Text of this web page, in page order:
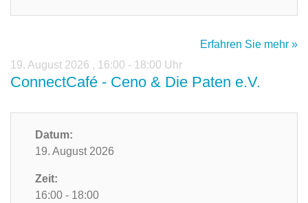
Erfahren Sie mehr »
19. August 2026 , 16:00 - 18:00 Uhr
ConnectCafé - Ceno & Die Paten e.V.
Datum:
19. August 2026
Zeit:
16:00 - 18:00